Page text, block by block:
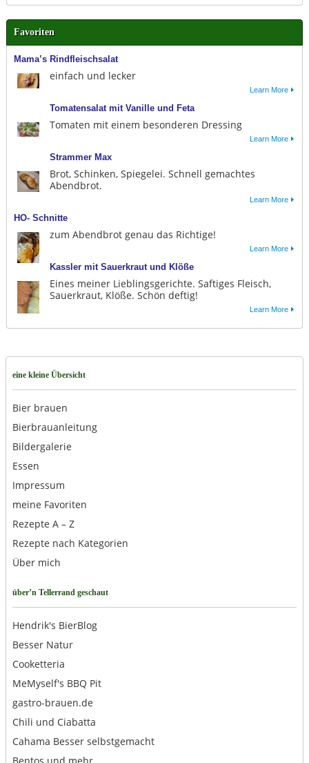
Favoriten
Mama’s Rindfleischsalat
einfach und lecker
Learn More
Tomatensalat mit Vanille und Feta
Tomaten mit einem besonderen Dressing
Learn More
Strammer Max
Brot, Schinken, Spiegelei. Schnell gemachtes
Abendbrot.
Learn More
HO- Schnitte
zum Abendbrot genau das Richtige!
Learn More
Kassler mit Sauerkraut und Klöße
Eines meiner Lieblingsgerichte. Saftiges Fleisch,
Sauerkraut, Klöße. Schön deftig!
Learn More
eine kleine Übersicht
Bier brauen
Bierbrauanleitung
Bildergalerie
Essen
Impressum
meine Favoriten
Rezepte A – Z
Rezepte nach Kategorien
Über mich
über’n Tellerrand geschaut
Hendrik's BierBlog
Besser Natur
Cooketteria
MeMyself's BBQ Pit
gastro-brauen.de
Chili und Ciabatta
Cahama Besser selbstgemacht